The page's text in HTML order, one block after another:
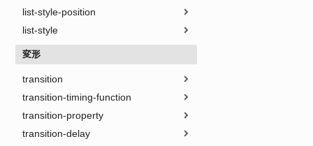
list-style-position
list-style
変形
transition
transition-timing-function
transition-property
transition-delay